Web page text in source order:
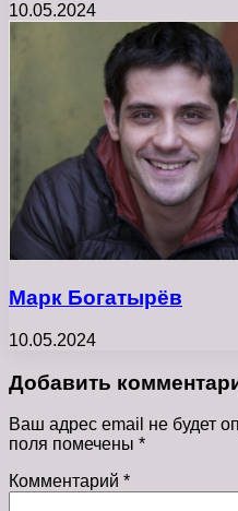
10.05.2024
Марк Богатырёв
10.05.2024
Добавить
Ваш адрес email не будет
поля помечены *
Комментарий *